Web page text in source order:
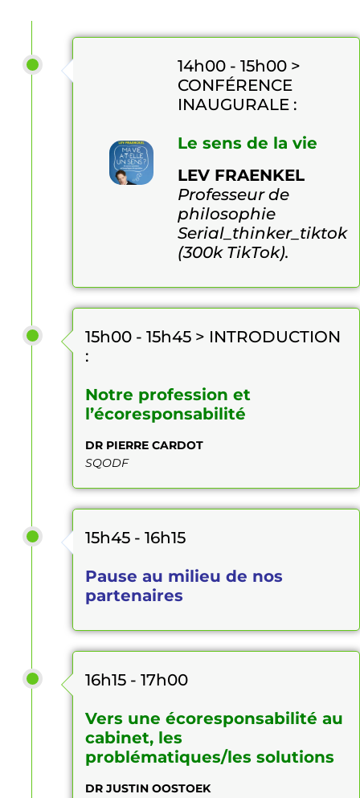
14h00 - 15h00 >
CONFÉRENCE
INAUGURALE :
Le sens de la vie
LEV FRAENKEL
Professeur de
philosophie
Serial_thinker_tiktok
(300k TikTok).
15h00 - 15h45 > INTRODUCTION
:
Notre profession et
l’écoresponsabilité
DR PIERRE CARDOT
SQODF
15h45 - 16h15
Pause au milieu de nos
partenaires
16h15 - 17h00
Vers une écoresponsabilité au
cabinet, les
problématiques/les solutions
DR JUSTIN OOSTOEK